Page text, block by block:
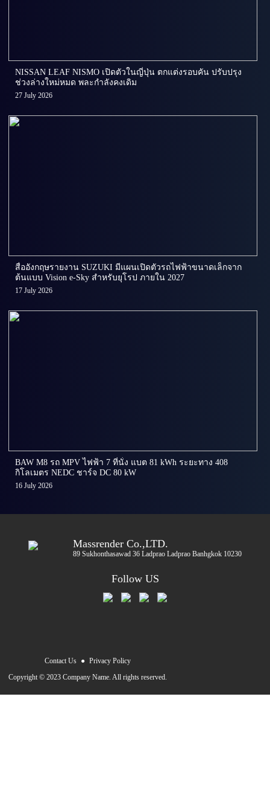
NISSAN LEAF NISMO เปิดตัวในญี่ปุ่น ตกแต่งรอบคัน ปรับปรุง
ช่วงล่างใหม่หมด พละกำลังคงเดิม
27 July 2026
สื่ออังกฤษรายงาน SUZUKI มีแผนเปิดตัวรถไฟฟ้าขนาดเล็กจาก
ต้นแบบ Vision e-Sky สำหรับยุโรป ภายใน 2027
17 July 2026
BAW M8 รถ MPV ไฟฟ้า 7 ที่นั่ง แบต 81 kWh ระยะทาง 408
กิโลเมตร NEDC ชาร์จ DC 80 kW
16 July 2026
Massrender Co.,LTD.
89 Sukhonthasawad 36 Ladprao Ladprao Banhgkok 10230
Follow US
Contact Us ● Privacy Policy
Copyright © 2023 Company Name. All rights reserved.